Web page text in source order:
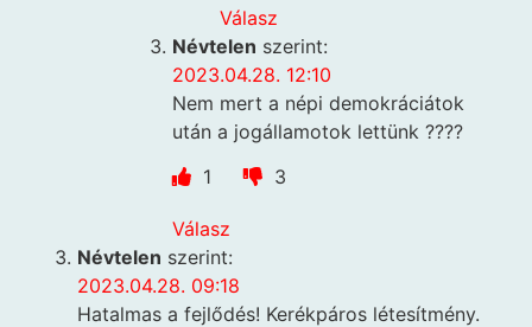
Válasz
Névtelen szerint:
2023.04.28. 12:10
Nem mert a népi demokráciátok
után a jogállamotok lettünk ????
1
3
Válasz
Névtelen szerint:
2023.04.28. 09:18
Hatalmas a fejlődés! Kerékpáros létesítmény.